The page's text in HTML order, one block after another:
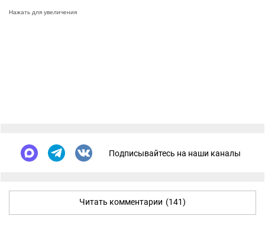
Нажать для увеличения
Подписывайтесь на наши каналы
Читать комментарии (141)